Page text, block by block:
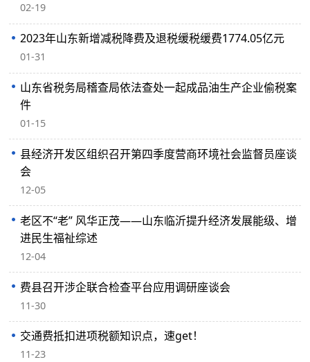
02-19
2023年山东新增减税降费及退税缓税缓费1774.05亿元
01-31
山东省税务局稽查局依法查处一起成品油生产企业偷税案
件
01-15
县经济开发区组织召开第四季度营商环境社会监督员座谈
会
12-05
老区不“老” 风华正茂——山东临沂提升经济发展能级、增
进民生福祉综述
12-04
费县召开涉企联合检查平台应用调研座谈会
11-30
交通费抵扣进项税额知识点，速get！
11-23